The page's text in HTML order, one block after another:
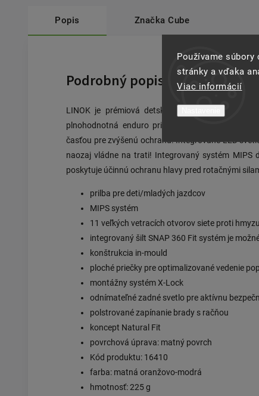
Používame
stránky a vďaka
Viac informácií
Popis Značka Cube
Podrobný popis
LINOK je prémiová detská prilba, ktorá je
plnohodnotná enduro prilba s veľkým
časťou pre zvýšenú ochranu. Integrované LED
naozaj vládne na trati! Integrovaný systém MIPS
poskytuje účinnú ochranu hlavy pred rotačnými
prilba pre deti/mladých jazdcov
MIPS systém
11 veľkých vetracích otvorov siete proti
integrovaný šilt SNAP 360 Fit systém je
konštrukcia in-mould
ploché priečky pre optimalizované vedenie
montážny systém X-Lock
odnímateľné zadné svetlo pre aktívnu
polstrované zapínanie brady s račňou
koncept Natural Fit
povrchová úprava: matný povrch
Kód produktu: 16410
farba: matná oranžovo-modrá
hmotnosť: 225 g